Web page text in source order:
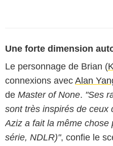
Une forte dimension
Le personnage de Brian (
connexions avec Alan
de Master of None. "Ses
sont très inspirés de ceux
Aziz a fait la même chose
série, NDLR)", confie le